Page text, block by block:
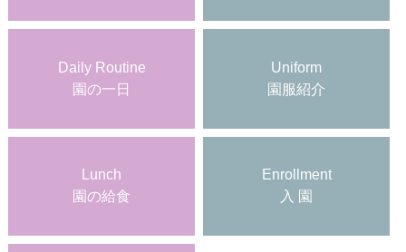
Daily Routine
園の一日
Uniform
園服紹介
Lunch
園の給食
Enrollment
入 園